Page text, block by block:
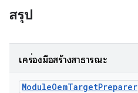
สรุป
เครื่องมือสร้างสาธารณะ
ModuleOemTargetPreparer